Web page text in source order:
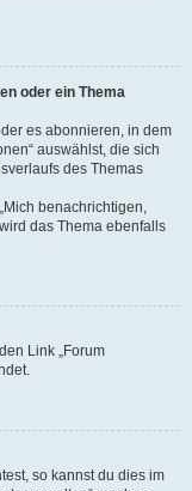
oder ein Thema
es abonnieren, in dem
auswählst, die sich
des Themas
benachrichtigen,
das Thema ebenfalls
Link „Forum
so kannst du dies im